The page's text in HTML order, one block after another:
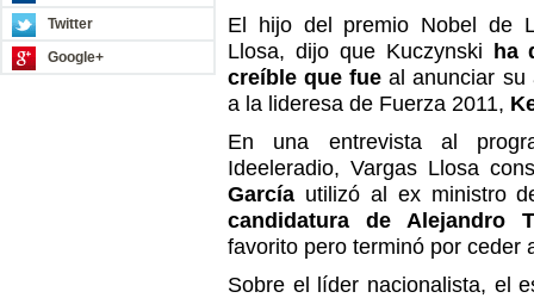
Twitter
Google+
El hijo del premio Nobel de
Llosa, dijo que Kuczynski
ha
creíble que fue al anunciar su
a la lideresa de Fuerza 2011,
En una entrevista al
Ideeleradio, Vargas Llosa
García utilizó al ex ministro
candidatura de Alejandro
favorito pero terminó por ceder
Sobre el líder nacionalista, el